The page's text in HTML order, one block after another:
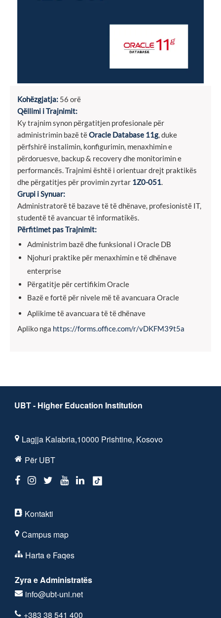
Kohëzgjatja: 56 orë
Qëllimi i Trajnimit:
Ky trajnim synon përgatitjen profesionale për
administrimin bazë tëOracle Database 11g, duke
përfshirë instalimin, konfigurimin, menaxhimin e
përdoruesve, backup & recovery dhe monitorimin e
performancës. Trajnimi është i orientuar drejt praktikës
dhe përgatitjes për provimin zyrtar 1Z0-051.
Grupi i Synuar:
Administratorë të bazave të të dhënave, profesionistë IT,
studentë të avancuar të informatikës.
Përfitimet pas Trajnimit:
Administrim bazë dhe funksional i Oracle DB
Njohuri praktike për menaxhimin e të dhënave
enterprise
Përgatitje për certifikim Oracle
Bazë e fortë për nivele më të avancuara Oracle
Aplikime të avancuara të të dhënave
Apliko nga https://forms.office.com/r/vDKFM39t5a
UBT - Higher Education Institution
Lagjja Kalabria,10000 Prishtine, Kosovo
Për UBT
Kontakti
Campus map
Harta e Faqes
Zyra e Administratës
info@ubt-uni.net
+383 38 541 400